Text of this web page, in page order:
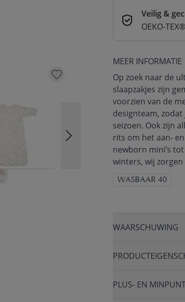
Veilig &
OEKO-
MEER INFORMATIE
Op zoek naar de
slaapzakjes zijn
voorzien van de
designteam,
seizoen. Ook zijn
rits om het aan-
newborn mini’s
winters, wij
WASBAAR 40
WAARSCHUWING
PLUS- EN